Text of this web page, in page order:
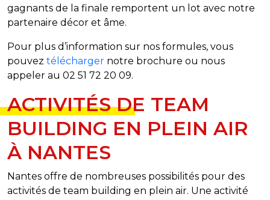
gagnants de la finale remportent un lot avec notre
partenaire décor et âme.
Pour plus d’information sur nos formules, vous
pouvez télécharger notre brochure ou nous
appeler au 02 51 72 20 09.
ACTIVITÉS DE TEAM
BUILDING EN PLEIN AIR
À NANTES
Nantes offre de nombreuses possibilités pour des
activités de team building en plein air. Une activité